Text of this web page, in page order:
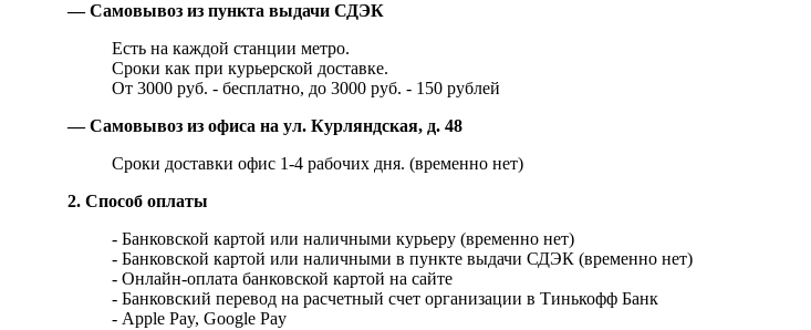
— Самовывоз из пункта выдачи СДЭК
Есть на каждой станции метро.
Сроки как при курьерской доставке.
От 3000 руб. - бесплатно, до 3000 руб. - 150 рублей
— Самовывоз из офиса на ул. Курляндская, д. 48
Сроки доставки офис 1-4 рабочих дня. (временно нет)
2. Способ оплаты
- Банковской картой или наличными курьеру (временно нет)
- Банковской картой или наличными в пункте выдачи СДЭК (временно нет)
- Онлайн-оплата банковской картой на сайте
- Банковский перевод на расчетный счет организации в Тинькофф Банк
- Apple Pay, Google Pay